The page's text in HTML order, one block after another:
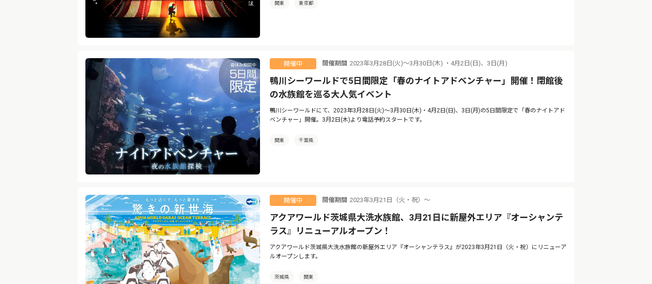
関東 東京都
開催中 開催期間 2023年3月28日(火)～3月30日(木) ・4月2日(日)、3日(月)
鴨川シーワールドで5日間限定「春のナイトアドベンチャー」開催！閉館後
の水族館を巡る大人気イベント
鴨川シーワールドにて、2023年3月28日(火)～3月30日(木)・4月2日(日)、3日(月)の5日間限定で「春のナイトアド
ベンチャー」開催。3月2日(木)より電話予約スタートです。
関東 千葉県
開催中 開催期間 2023年3月21日（火・祝）〜
アクアワールド茨城県大洗水族館、3月21日に新屋外エリア『オーシャンテ
ラス』リニューアルオープン！
アクアワールド茨城県大洗水族館の新屋外エリア『オーシャンテラス』が2023年3月21日（火・祝）にリニューア
ルオープンします。
茨城県 関東